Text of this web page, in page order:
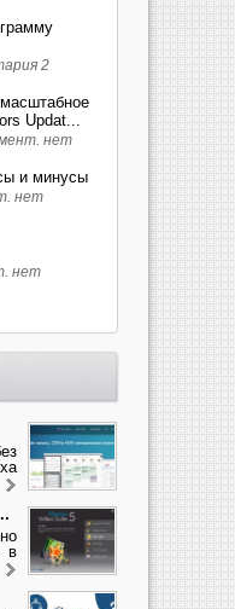
2
Updat...
нет
и минусы
нет
нет
в